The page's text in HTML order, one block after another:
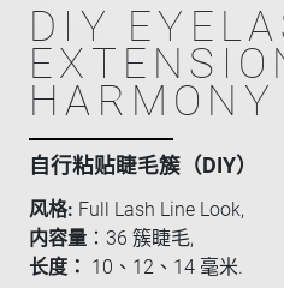
DIY
HARMONY
自行粘贴睫毛簇（DIY）
风格: Full Lash Line Look,
内容量 ：36 簇睫毛,
长度： 10、12、14 毫米.